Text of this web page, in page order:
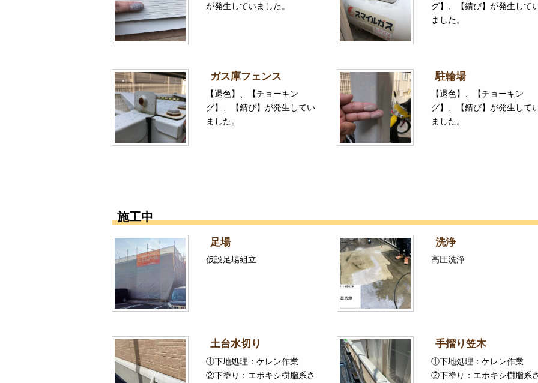
が発生していました。
グ】、【錆び】が発生して
ました。
ガス庫フェンス
【退色】、【チョーキン
グ】、【錆び】が発生してい
ました。
駐輪場
【退色】、【チョーキン
グ】、【錆び】が発生して
ました。
施工中
足場
仮設足場組立
洗浄
高圧洗浄
土台水切り
①下地処理：ケレン作業
②下塗り：エポキシ樹脂系さ
手摺り笠木
①下地処理：ケレン作業
②下塗り：エポキシ樹脂系